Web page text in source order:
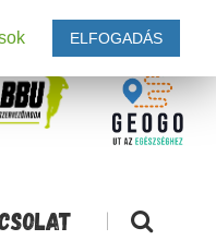
|
ELFOGADÁS